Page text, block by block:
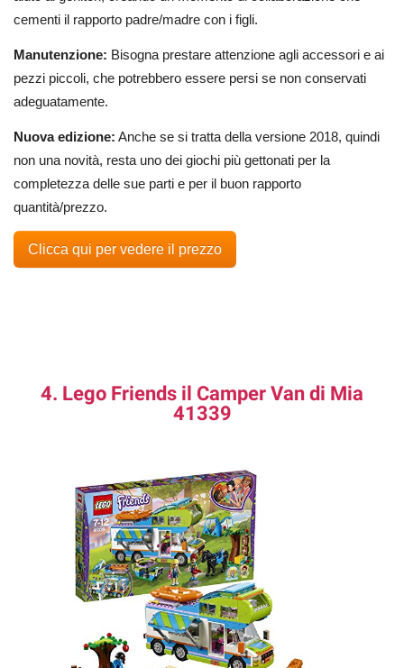
cementi il rapporto padre/madre con i figli.
Manutenzione: Bisogna prestare attenzione agli accessori e ai
pezzi piccoli, che potrebbero essere persi se non conservati
adeguatamente.
Nuova edizione: Anche se si tratta della versione 2018, quindi
non una novità, resta uno dei giochi più gettonati per la
completezza delle sue parti e per il buon rapporto
quantità/prezzo.
Clicca qui per vedere il prezzo
4. Lego Friends il Camper Van di Mia
41339